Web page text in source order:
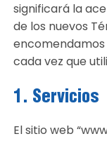
significará la
de los nuevos
encomendamos
cada vez que
1. Servicios
El sitio web